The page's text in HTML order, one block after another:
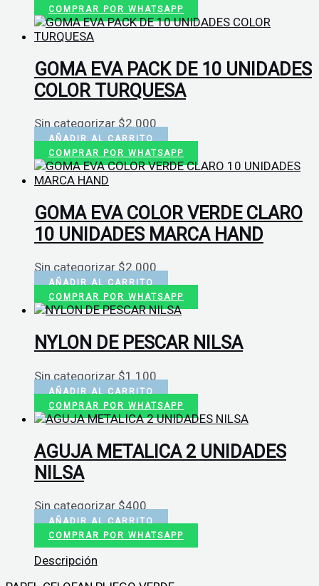
COMPRAR POR WHATSAPP
GOMA EVA PACK DE 10 UNIDADES
COLOR TURQUESA
Sin categorizar $2.000
AÑADIR AL CARRITO
COMPRAR POR WHATSAPP
GOMA EVA COLOR VERDE CLARO
10 UNIDADES MARCA HAND
Sin categorizar$2.000
AÑADIR AL CARRITO
COMPRAR POR WHATSAPP
NYLON DE PESCAR NILSA
Sin categorizar $1.100
AÑADIR AL CARRITO
COMPRAR POR WHATSAPP
AGUJA METALICA 2 UNIDADES
NILSA
Sin categorizar $400
AÑADIR AL CARRITO
COMPRAR POR WHATSAPP
Descripción